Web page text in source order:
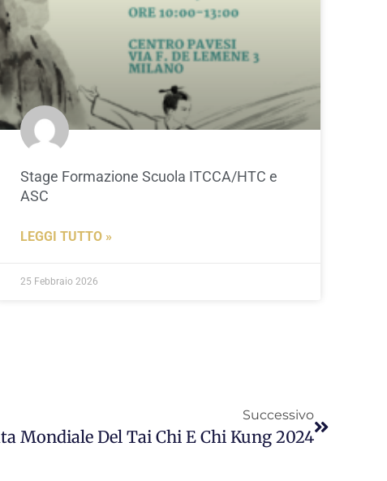
Stage Formazione Scuola ITCCA/HTC e
ASC
LEGGI TUTTO »
25 Febbraio 2026
Successivo
Mondiale Del Tai Chi E Chi Kung 2024